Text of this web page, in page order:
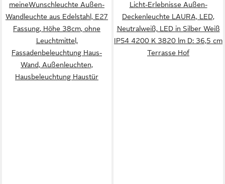
meineWunschleuchte Außen-
Wandleuchte aus Edelstahl, E27
Fassung, Höhe 38cm, ohne
Leuchtmittel,
Fassadenbeleuchtung Haus-
Wand, Außenleuchten,
Hausbeleuchtung Haustür
Licht-Erlebnisse Außen-
Deckenleuchte LAURA, LED,
Neutralweiß, LED in Silber Weiß
IP54 4200 K 3820 lm D: 36,5 cm
Terrasse Hof